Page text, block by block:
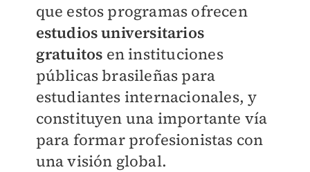
que estos programas ofrecen
estudios universitarios
gratuitos en instituciones
públicas brasileñas para
estudiantes internacionales, y
constituyen una importante vía
para formar profesionistas con
una visión global.